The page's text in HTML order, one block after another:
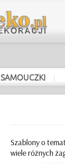
SAMOUCZKI |
Szablony o
wiele różnych